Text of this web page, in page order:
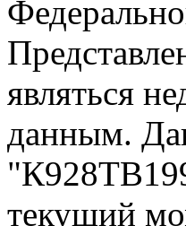
являться
данным.
текущий